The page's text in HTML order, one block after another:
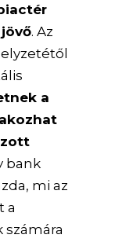
. Az
a
bank
mi az
a
számára